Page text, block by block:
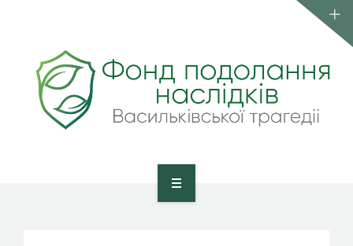
ПУБЛІКАЦІЇ
КОНТАКТИ